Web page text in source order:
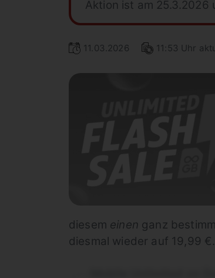
Aktion ist am 25.3.2026
11.03.2026 11:53 Uhr
diesem einen ganz
diesmal wieder auf 19,99 €.